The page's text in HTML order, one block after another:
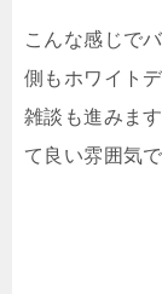
こんな感じで
側もホワイト
雑談も進みま
て良い雰囲気で